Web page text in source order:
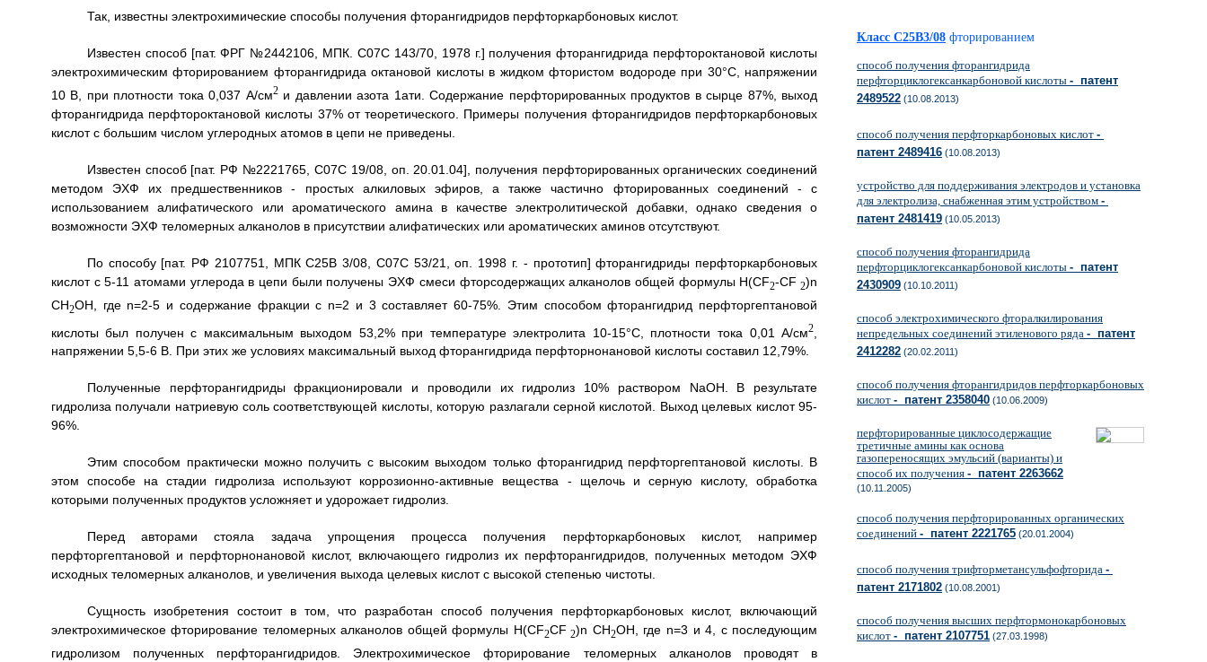
Так, известны электрохимические способы получения фторангидридов перфторкарбоновых кислот.
Известен способ [пат. ФРГ №2442106, МПК. С07С 143/70, 1978 г.] получения фторангидрида перфтороктановой кислоты
электрохимическим фторированием фторангидрида октановой кислоты в жидком фтористом водороде при 30°С, напряжении
10 В, при плотности тока 0,037 А/см2и давлении азота 1ати. Содержание перфторированных продуктов в сырце 87%, выход
фторангидрида перфтороктановой кислоты 37% от теоретического. Примеры получения фторангидридов перфторкарбоновых
кислот с большим числом углеродных атомов в цепи не приведены.
Известен способ [пат. РФ №2221765, С07С 19/08, оп. 20.01.04], получения перфторированных органических соединений
методом ЭХФ их предшественников - простых алкиловых эфиров, а также частично фторированных соединений - с
использованием алифатического или ароматического амина в качестве электролитической добавки, однако сведения о
возможности ЭХФ теломерных алканолов в присутствии алифатических или ароматических аминов отсутствуют.
По способу [пат. РФ 2107751, МПК С25В 3/08, С07С 53/21, оп. 1998 г. - прототип] фторангидриды перфторкарбоновых
кислот с 5-11 атомами углерода в цепи были получены ЭХФ смеси фторсодержащих алканолов общей формулы H(CF2-CF 2)n
CH2OH, где n=2-5 и содержание фракции с n=2 и 3 составляет 60-75%. Этим способом фторангидрид перфторгептановой
кислоты был получен с максимальным выходом 53,2% при температуре электролита 10-15°С, плотности тока 0,01 А/см2
напряжении 5,5-6 В. При этих же условиях максимальный выход фторангидрида перфторнонановой кислоты составил 12,79%.
Полученные перфторангидриды фракционировали и проводили их гидролиз 10% раствором NaOH. В результате
гидролиза получали натриевую соль соответствующей кислоты, которую разлагали серной кислотой. Выход целевых кислот 95-
96%.
Этим способом практически можно получить с высоким выходом только фторангидрид перфторгептановой кислоты. В
этом способе на стадии гидролиза используют коррозионно-активные вещества - щелочь и серную кислоту, обработка
которыми полученных продуктов усложняет и удорожает гидролиз.
Перед авторами стояла задача упрощения процесса получения перфторкарбоновых кислот, например
перфторгептановой и перфторнонановой кислот, включающего гидролиз их перфторангидридов, полученных методом ЭХФ
исходных теломерных алканолов, и увеличения выхода целевых кислот с высокой степенью чистоты.
Сущность изобретения состоит в том, что разработан способ получения перфторкарбоновых кислот, включающий
электрохимическое фторирование теломерных алканолов общей формулы H(CF2CF 2)n CH2OH, где n=3 и 4, с последующим
гидролизом полученных перфторангидридов. Электрохимическое фторирование теломерных алканолов проводят в
Класс C25B3/08 фторированием
способ получения фторангидрида
перфторциклогексанкарбоновой кислоты - патент
2489522 (10.08.2013)
способ получения перфторкарбоновых кислот -
патент 2489416 (10.08.2013)
устройство для поддерживания электродов и установка
для электролиза, снабженная этим устройством -
патент 2481419 (10.05.2013)
способ получения фторангидрида
перфторциклогексанкарбоновой кислоты - патент
2430909 (10.10.2011)
способ электрохимического фторалкилирования
непредельных соединений этиленового ряда - патент
2412282 (20.02.2011)
способ получения фторангидридов перфторкарбоновых
кислот - патент 2358040 (10.06.2009)
перфторированные циклосодержащие
третичные амины как основа
газопереносящих эмульсий (варианты) и
способ их получения - патент 2263662
(10.11.2005)
способ получения перфторированных органических
соединений - патент 2221765 (20.01.2004)
способ получения трифторметансульфофторида -
патент 2171802 (10.08.2001)
способ получения высших перфтормонокарбоновых
кислот - патент 2107751 (27.03.1998)